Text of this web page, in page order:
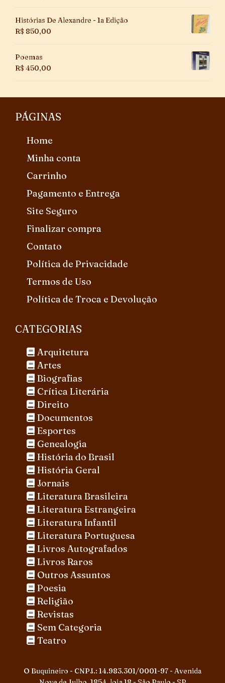
Histórias De Alexandre - 1a Edição
R$ 850,00
Poemas
R$ 450,00
PÁGINAS
Home
Minha conta
Carrinho
Pagamento e Entrega
Site Seguro
Finalizar compra
Contato
Política de Privacidade
Termos de Uso
Política de Troca e Devolução
CATEGORIAS
Arquitetura
Artes
Biografias
Crítica Literária
Direito
Documentos
Esportes
Genealogia
História do Brasil
História Geral
Jornais
Literatura Brasileira
Literatura Estrangeira
Literatura Infantil
Literatura Portuguesa
Livros Autografados
Livros Raros
Outros Assuntos
Poesia
Religião
Revistas
Sem Categoria
Teatro
O Buquineiro - CNPJ.: 14.983.301/0001-97 - Avenida